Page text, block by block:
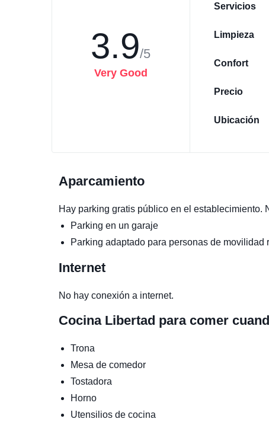
3.9/5
Very Good
Servicios
Limpieza
Confort
Precio
Ubicación
Aparcamiento
Hay parking gratis público en el establecimiento.
Parking en un garaje
Parking adaptado para personas de movilidad
Internet
No hay conexión a internet.
Cocina Libertad para comer
Trona
Mesa de comedor
Tostadora
Horno
Utensilios de cocina